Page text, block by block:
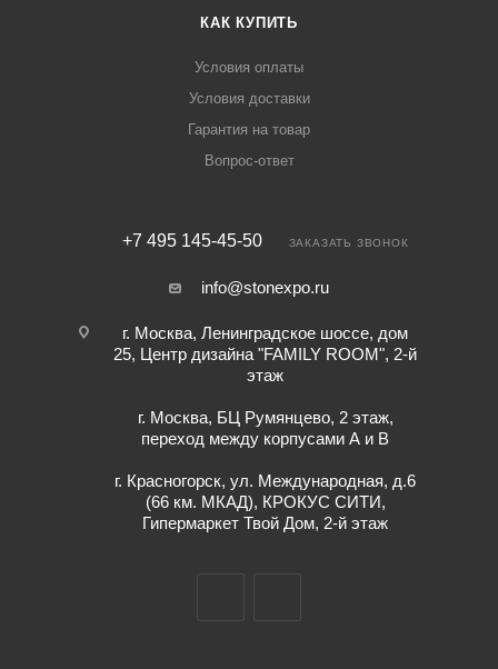
КАК КУПИТЬ
Условия оплаты
Условия доставки
Гарантия на товар
Вопрос-ответ
+7 495 145-45-50 ЗАКАЗАТЬ ЗВОНОК
info@stonexpo.ru
г. Москва, Ленинградское шоссе, дом
25, Центр дизайна "FAMILY ROOM", 2-й
этаж
г. Москва, БЦ Румянцево, 2 этаж,
переход между корпусами А и В
г. Красногорск, ул. Международная, д.6
(66 км. МКАД), КРОКУС СИТИ,
Гипермаркет Твой Дом, 2-й этаж